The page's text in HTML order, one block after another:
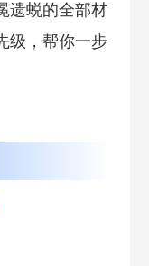
遗蜕的全部材
级，帮你一步